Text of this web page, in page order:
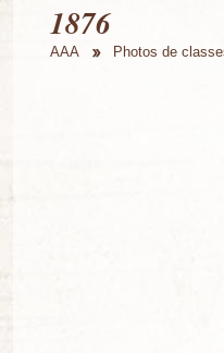
1876
AAA Photos de